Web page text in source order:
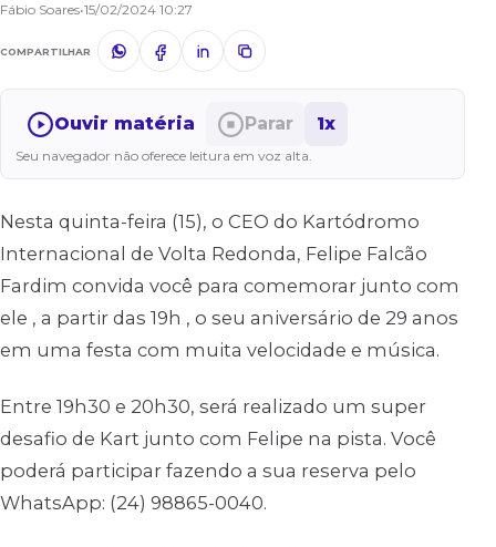
Fábio Soares•15/02/2024 10:27
COMPARTILHAR
Ouvir matéria Parar 1x
Seu navegador não oferece leitura em voz alta.
Nesta quinta-feira (15), o CEO do Kartódromo
Internacional de Volta Redonda, Felipe Falcão
Fardim convida você para comemorar junto com
ele , a partir das 19h , o seu aniversário de 29 anos
em uma festa com muita velocidade e música.
Entre 19h30 e 20h30, será realizado um super
desafio de Kart junto com Felipe na pista. Você
poderá participar fazendo a sua reserva pelo
WhatsApp: (24) 98865-0040.